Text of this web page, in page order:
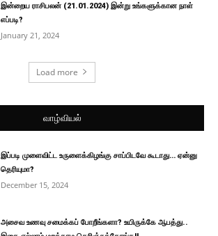
இன்றைய ராசிபலன் (21.01.2024) இன்று உங்களுக்கான நாள்
எப்படி?
January 21, 2024
Load more
வாழ்வியல்
இப்படி முளைவிட்ட உருளைக்கிழங்கு சாப்பிடவே கூடாது… ஏன்னு
தெரியுமா?
December 15, 2024
அசைவ உணவு சமைக்கப் போறீங்களா? உயிருக்கே ஆபத்து..